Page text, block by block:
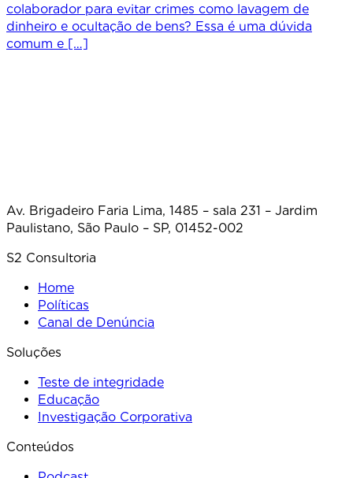
colaborador para evitar crimes como lavagem de
dinheiro e ocultação de bens? Essa é uma dúvida
comum e […]
Av. Brigadeiro Faria Lima, 1485 – sala 231 – Jardim
Paulistano, São Paulo – SP, 01452-002
S2 Consultoria
Home
Políticas
Canal de Denúncia
Soluções
Teste de integridade
Educação
Investigação Corporativa
Conteúdos